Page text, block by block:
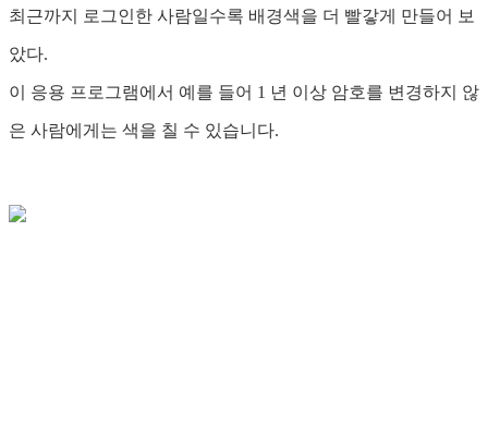
최근까지 로그인한 사람일수록 배경색을 더 빨갛게 만들어 보
았다.
이 응용 프로그램에서 예를 들어 1 년 이상 암호를 변경하지 않
은 사람에게는 색을 칠 수 있습니다.